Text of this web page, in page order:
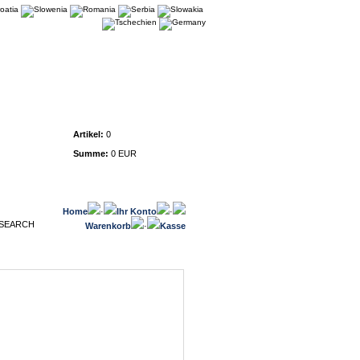
Artikel: 0
Summe: 0 EUR
Home · Ihr Konto
·
Warenkorb
· Kasse